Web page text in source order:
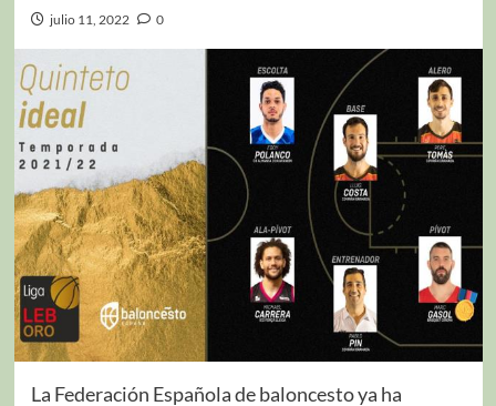
julio 11, 2022 0
La Federación Española de baloncesto ya ha